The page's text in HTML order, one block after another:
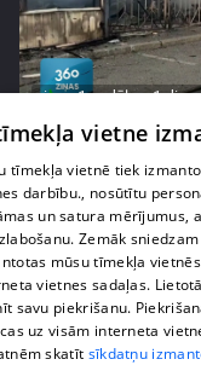
pirms 1 nedēļas, 1
Ukrainā
lielākajiem
409. epizode
vietne
tīmekļa vietnē tiek
darbību., nosūtītu
un satura mērījumus,
Zemāk
mūsu tīmekļa
vietnes sadaļas.
savu piekrišanu.
uz visām interneta
skatīt sīkdatņu